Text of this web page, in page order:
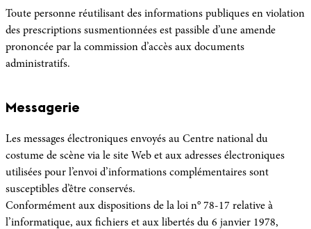
Toute personne réutilisant des informations publiques en violation
des prescriptions susmentionnées est passible d’une amende
prononcée par la commission d’accès aux documents
administratifs.
Messagerie
Les messages électroniques envoyés au Centre national du
costume de scène via le site Web et aux adresses électroniques
utilisées pour l’envoi d’informations complémentaires sont
susceptibles d’être conservés.
Conformément aux dispositions de la loi n° 78-17 relative à
l’informatique, aux fichiers et aux libertés du 6 janvier 1978,